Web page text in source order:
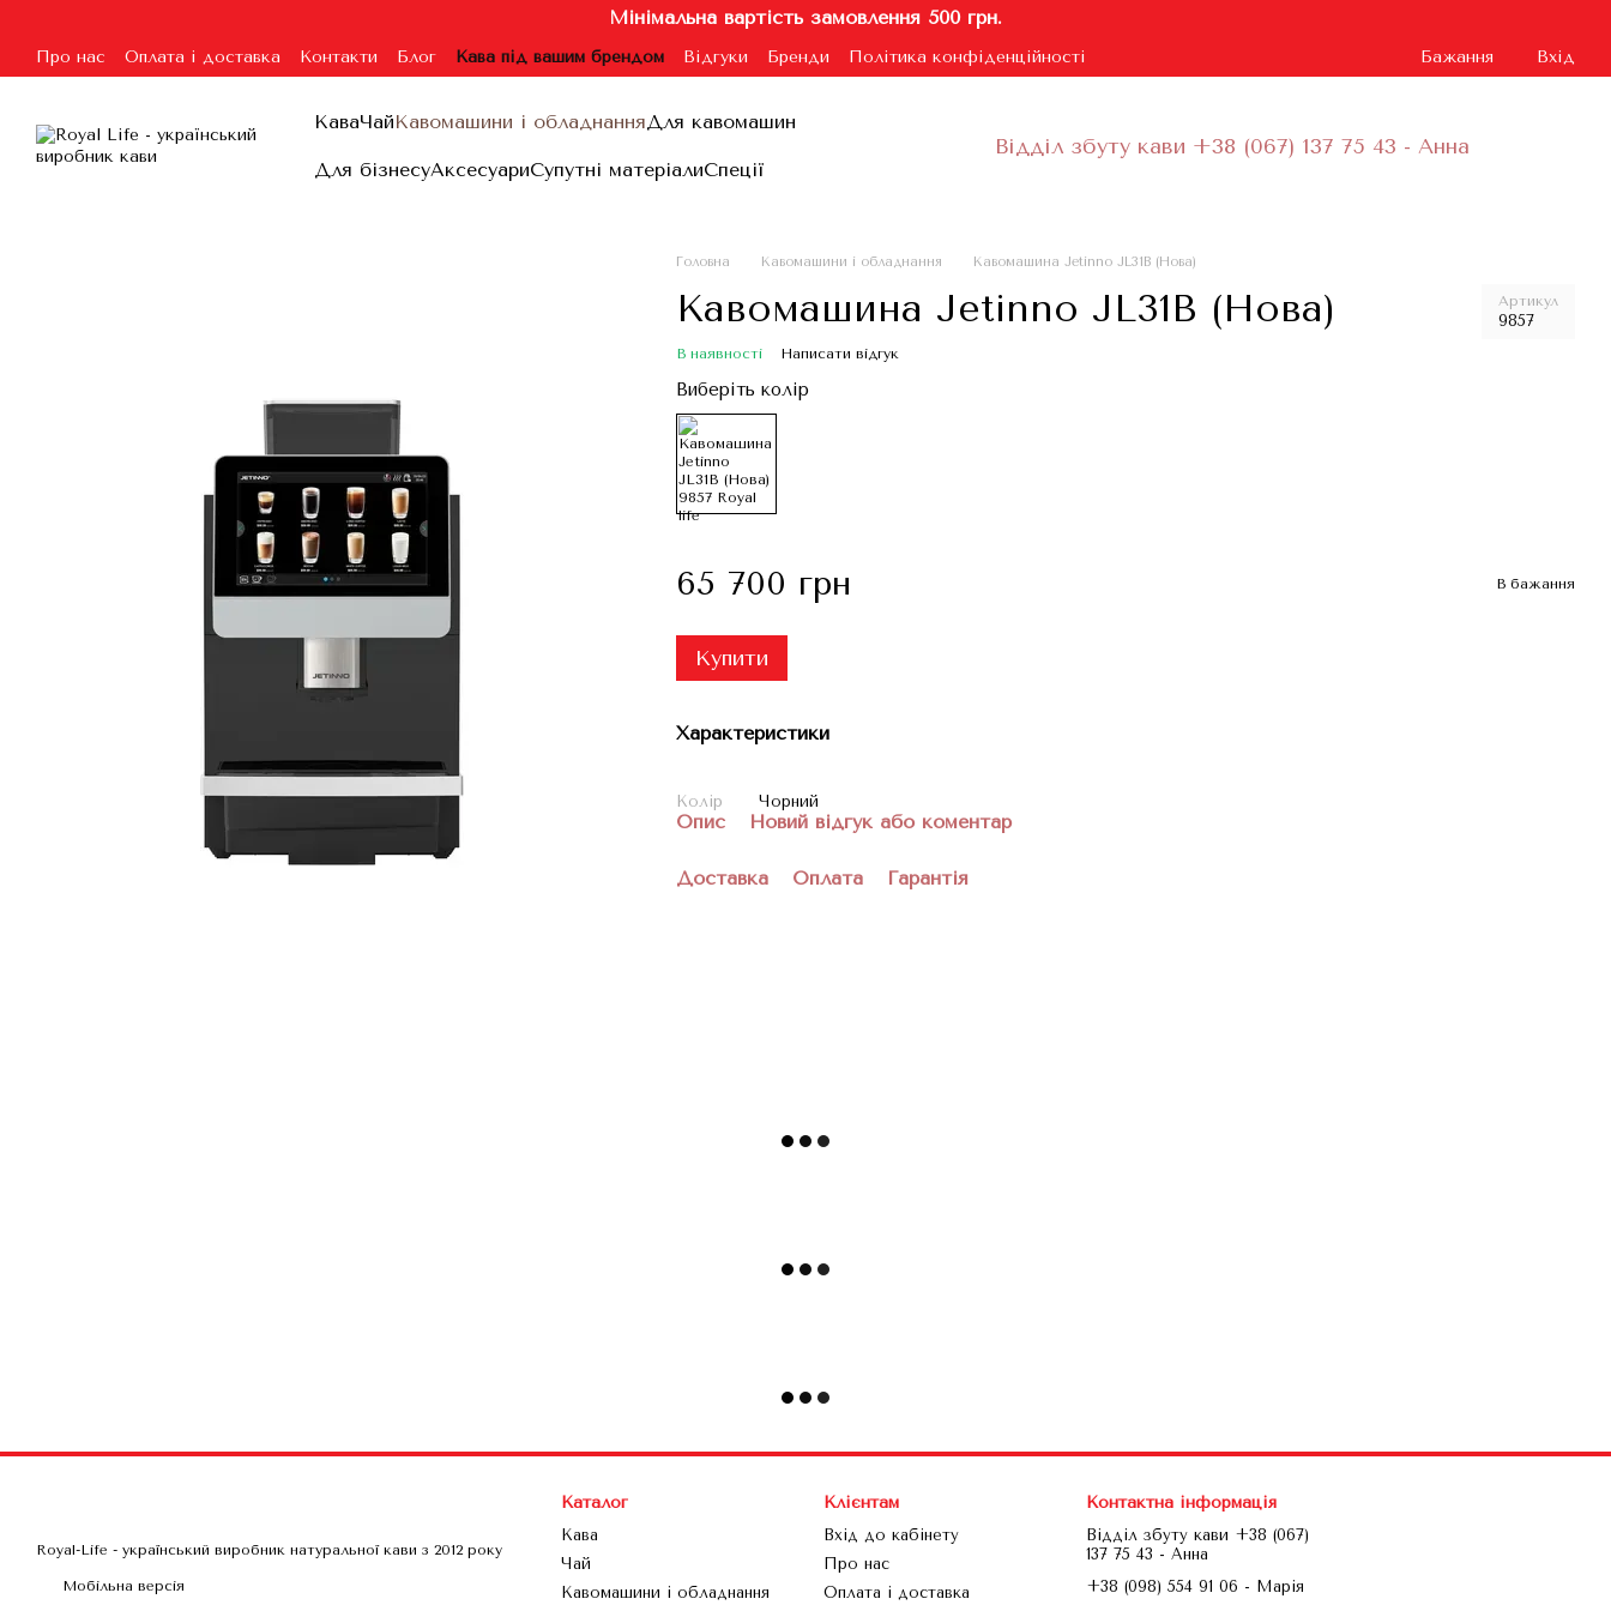
Мінімальна вартість замовлення 500 грн.
Про нас Оплата і доставка Контакти Блог Кава під вашим брендом Відгуки Бренди
Політика конфіденційності
Угода користувача
Гарантія та повернення Договір публічної оферти
Бажання Вхід
КаваЧайКавомашини і обладнанняДля кавомашин
Для бізнесуАксесуариСупутні матеріалиСпеції
Відділ збуту кави +38 (067) 137 75 43 - Анна
Головна Кавомашини і обладнання Кавомашина Jetinno JL31B (Нова)
Кавомашина Jetinno JL31B (Нова) Артикул
9857
В наявності Написати відгук
Виберіть колір
65 700 грн В бажання
Купити
Характеристики
Колір Чорний
Опис Новий відгук або коментар
Доставка Оплата Гарантія
Royal-Life - український виробник натуральної кави з 2012 року
Мобільна версія
Каталог
Кава
Чай
Кавомашини і обладнання
Клієнтам
Вхід до кабінету
Про нас
Оплата і доставка
Контактна інформація
Відділ збуту кави +38 (067)
137 75 43 - Анна
+38 (098) 554 91 06 - Марія